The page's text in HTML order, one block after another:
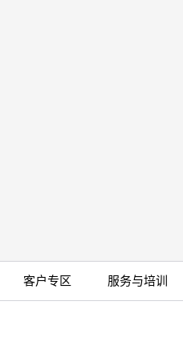
客户专区 服务与培训